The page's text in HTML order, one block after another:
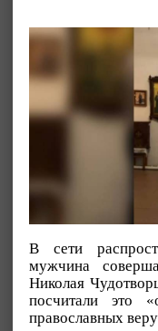
В сети
мужчина
Николая
посчитали это
православных